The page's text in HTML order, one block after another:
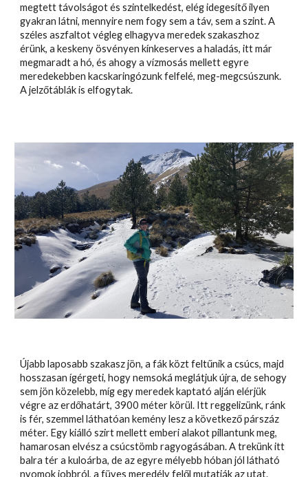
megtett távolságot és szintelkedést, elég idegesítő ilyen
gyakran látni, mennyire nem fogy sem a táv, sem a szint. A
széles aszfaltot végleg elhagyva meredek szakaszhoz
érünk, a keskeny ösvényen kínkeserves a haladás, itt már
megmaradt a hó, és ahogy a vízmosás mellett egyre
meredekebben kacskaringózunk felfelé, meg-megcsúszunk.
A jelzőtáblák is elfogytak.
Újabb laposabb szakasz jön, a fák közt feltűnik a csúcs, majd
hosszasan ígérgeti, hogy nemsoká meglátjuk újra, de sehogy
sem jön közelebb, míg egy meredek kaptató alján elérjük
végre az erdőhatárt, 3900 méter körül. Itt reggelizünk, ránk
is fér, szemmel láthatóan kemény lesz a következő párszáz
méter. Egy kiálló szirt mellett emberi alakot pillantunk meg,
hamarosan elvész a csúcstömb ragyogásában. A trekünk itt
balra tér a kuloárba, de az egyre mélyebb hóban jól látható
nyomok jobbról, a füves meredély felől mutatják az utat.